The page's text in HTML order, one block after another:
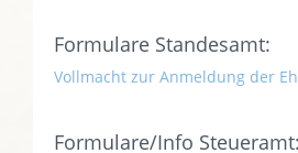
Formulare Standesamt:
Vollmacht zur Anmeldung der
Formulare/Info Steueramt: